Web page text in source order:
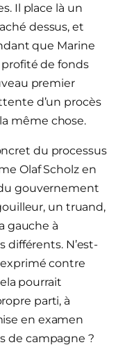
Il place là un
dessus, et
que Marine
de fonds
premier
d’un procès
même chose.
du processus
Olaf Scholz en
gouvernement
un truand,
gauche à
différents. N’est-
exprimé contre
pourrait
parti, à
en examen
de campagne ?